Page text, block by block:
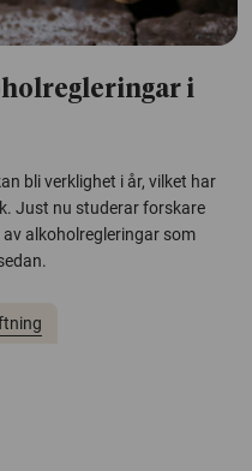
i
bli verklighet i år, vilket har
Just nu studerar forskare
alkoholregleringar som